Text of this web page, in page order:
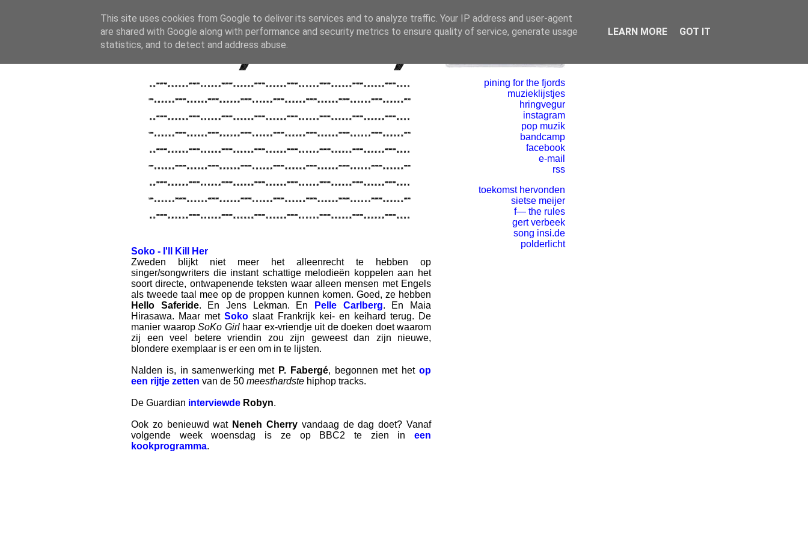
27.3.07 (
Soko - I'll Kill Her
Zweden blijkt niet meer het alleenrecht te hebben op
singer/songwriters die instant schattige melodieën koppelen aan het
soort directe, ontwapenende teksten waar alleen mensen met Engels
als tweede taal mee op de proppen kunnen komen. Goed, ze hebben
Hello Saferide. En Jens Lekman. En Pelle Carlberg. En Maia
Hirasawa. Maar metSoko slaat Frankrijk kei- en keihard terug. De
manier waarop SoKo Girlhaar ex-vriendje uit de doeken doet waarom
zij een veel betere vriendin zou zijn geweest dan zijn nieuwe,
blondere exemplaar is er een om in te lijsten.
Nalden is, in samenwerking met P. Fabergé, begonnen met hetop
een rijtje zetten van de 50 meesthardste hiphop tracks.
De Guardian interviewde Robyn.
Ook zo benieuwd wat Neneh Cherry vandaag de dag doet? Vanaf
volgende week woensdag is ze op BBC2 te zien in een
kookprogramma.
pining for the fjords
muzieklijstjes
hringvegur
instagram
pop muzik
bandcamp
facebook
e-mail
rss
toekomst hervonden
sietse meijer
f— the rules
gert verbeek
song insi.de
polderlicht
This site uses cookies from Google to deliver its services and to analyze traffic. Your IP address and user-agent
are shared with Google along with performance and security metrics to ensure quality of service, generate usage
statistics, and to detect and address abuse.
LEARN MORE GOT IT